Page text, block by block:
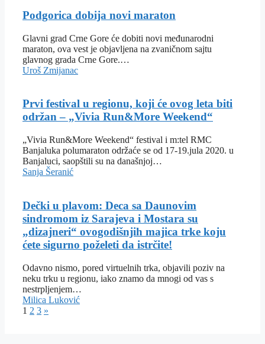
Podgorica dobija novi maraton
Glavni grad Crne Gore će dobiti novi međunarodni
maraton, ova vest je objavljena na zvaničnom sajtu
glavnog grada Crne Gore.…
Uroš Zmijanac
Prvi festival u regionu, koji će ovog leta biti
održan – „Vivia Run&More Weekend“
„Vivia Run&More Weekend“ festival i m:tel RMC
Banjaluka polumaraton održaće se od 17-19.jula 2020. u
Banjaluci, saopštili su na današnjoj…
Sanja Šeranić
Dečki u plavom: Deca sa Daunovim
sindromom iz Sarajeva i Mostara su
„dizajneri“ ovogodišnjih majica trke koju
ćete sigurno poželeti da istrčite!
Odavno nismo, pored virtuelnih trka, objavili poziv na
neku trku u regionu, iako znamo da mnogi od vas s
nestrpljenjem…
Milica Luković
1 2 3 »